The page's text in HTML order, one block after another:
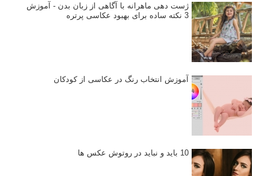
ژست دهی ماهرانه با آگاهی از زبان بدن - آموزش
3 نکته ساده برای بهبود عکاسی پرتره
آموزش انتخاب رنگ در عکاسی از کودکان
10 باید و نباید در روتوش عکس ها